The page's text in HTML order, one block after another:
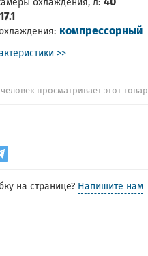
17.1
компрессорный
>>
просматривает этот товар
на странице? Напишите нам